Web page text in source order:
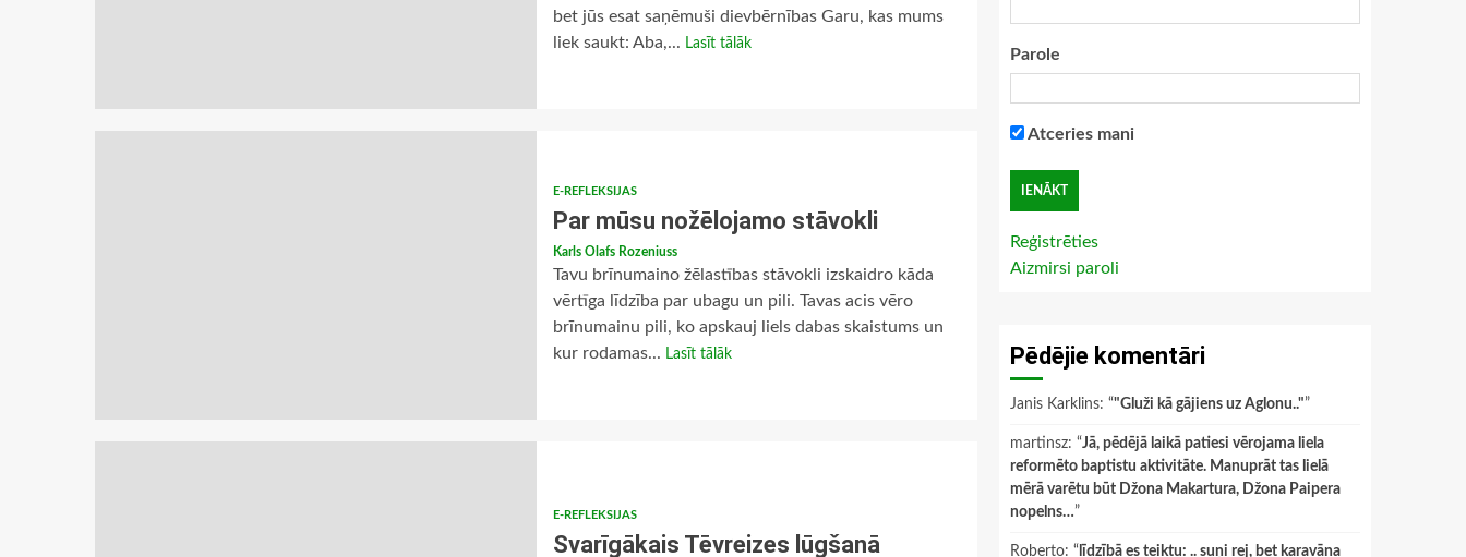
bet jūs esat saņēmuši dievbērnības Garu, kas mums
liek saukt: Aba,... Lasīt tālāk
E-REFLEKSIJAS
Par mūsu nožēlojamo stāvokli
Karls Olafs Rozeniuss
Tavu brīnumaino žēlastības stāvokli izskaidro kāda
vērtīga līdzība par ubagu un pili. Tavas acis vēro
brīnumainu pili, ko apskauj liels dabas skaistums un
kur rodamas... Lasīt tālāk
E-REFLEKSIJAS
Svarīgākais Tēvreizes lūgšanā
Parole
Atceries mani
Reģistrēties
Aizmirsi paroli
Pēdējie komentāri
Janis Karklins: “"Gluži kā gājiens uz Aglonu.."”
martinsz: “Jā, pēdējā laikā patiesi vērojama liela
reformēto baptistu aktivitāte. Manuprāt tas lielā
mērā varētu būt Džona Makartura, Džona Paipera
nopelns…”
Roberto: “ līdzībā es teiktu: .. suņi rej, bet karavāna